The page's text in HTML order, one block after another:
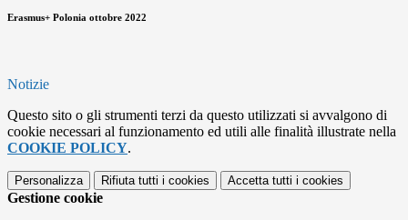
Erasmus+ Polonia ottobre 2022
Notizie
Questo sito o gli strumenti terzi da questo utilizzati si avvalgono di
cookie necessari al funzionamento ed utili alle finalità illustrate nella
COOKIE POLICY.
Personalizza Rifiuta tutti i cookies Accetta tutti i cookies
Gestione cookie